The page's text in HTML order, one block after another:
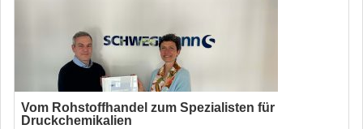
Vom Rohstoffhandel zum Spezialisten für
Druckchemikalien